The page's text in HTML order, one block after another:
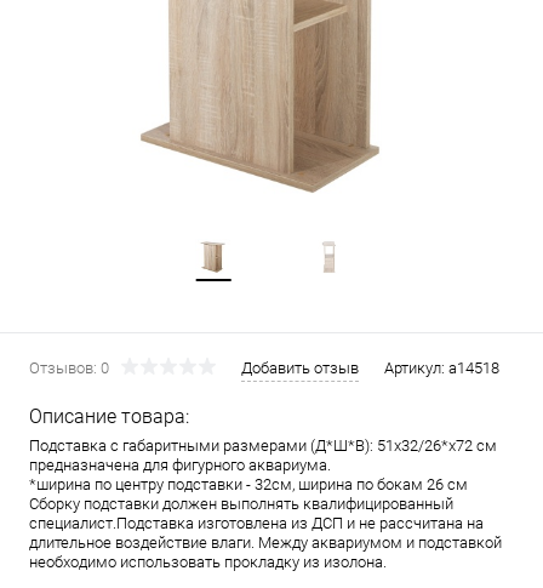
Отзывов: 0 Добавить отзыв Артикул: a14518
Описание товара:
Подставка с габаритными размерами (Д*Ш*В): 51х32/26*х72 см
предназначена для фигурного аквариума.
*ширина по центру подставки - 32см, ширина по бокам 26 см
Сборку подставки должен выполнять квалифицированный
специалист.Подставка изготовлена из ДСП и не рассчитана на
длительное воздействие влаги. Между аквариумом и подставкой
необходимо использовать прокладку из изолона.